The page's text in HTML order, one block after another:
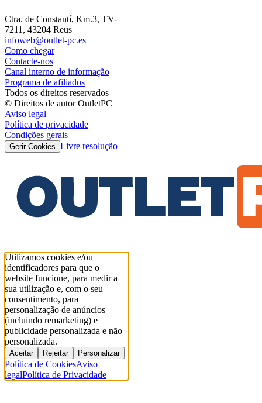
Ctra. de Constantí, Km.3, TV-
7211, 43204 Reus
infoweb@outlet-pc.es
Como chegar
Contacte-nos
Canal interno de informação
Programa de afiliados
Todos os direitos reservados
© Direitos de autor OutletPC
Aviso legal
Política de privacidade
Condições gerais
Gerir Cookies Livre resolução
Utilizamos cookies e/ou
identificadores para que o
website funcione, para medir a
sua utilização e, com o seu
consentimento, para
personalização de anúncios
(incluindo remarketing) e
publicidade personalizada e não
personalizada.
Aceitar Rejeitar Personalizar
Política de CookiesAviso
legalPolítica de Privacidade